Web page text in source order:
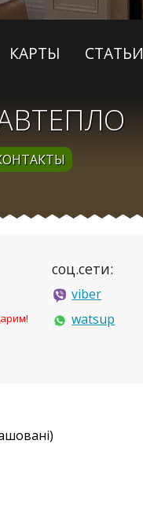
КАРТЫ СТАТЬИ
соц.сети:
viber
watsup